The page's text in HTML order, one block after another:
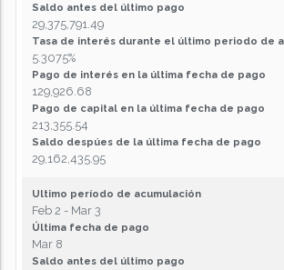
Saldo antes del último pago
29,375,791.49
Tasa de interés durante el último periodo de
5.3075%
Pago de interés en la última fecha de pago
129,926.68
Pago de capital en la última fecha de pago
213,355.54
Saldo despúes de la última fecha de pago
29,162,435.95
Ultimo período de acumulación
Feb 2 - Mar 3
Última fecha de pago
Mar 8
Saldo antes del último pago